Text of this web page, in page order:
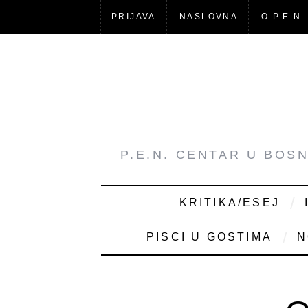
PRIJAVA NASLOVNA O
P.E.N. CENTAR U
KRITIKA/ESEJ
PISCI U GOSTIMA